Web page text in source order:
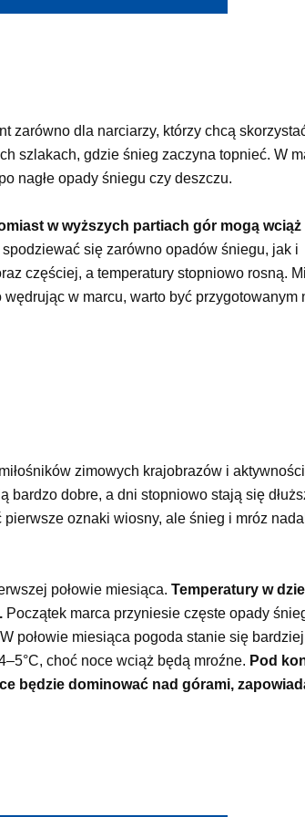
zarówno dla narciarzy, którzy chcą
szlakach, gdzie śnieg zaczyna topnieć. W
nagłe opady śniegu czy deszczu.
w wyższych partiach gór mogą wciąż
się zarówno opadów śniegu, jak i
częściej, a temperatury stopniowo rosną.
w marcu, warto być przygotowanym
zimowych krajobrazów i
dobre, a dni stopniowo stają się
oznaki wiosny, ale śnieg i mróz
połowie miesiąca. Temperatury w
Początek marca przyniesie częste opady
połowie miesiąca pogoda stanie się
choć noce wciąż będą mroźne. Pod
będzie dominować nad górami,